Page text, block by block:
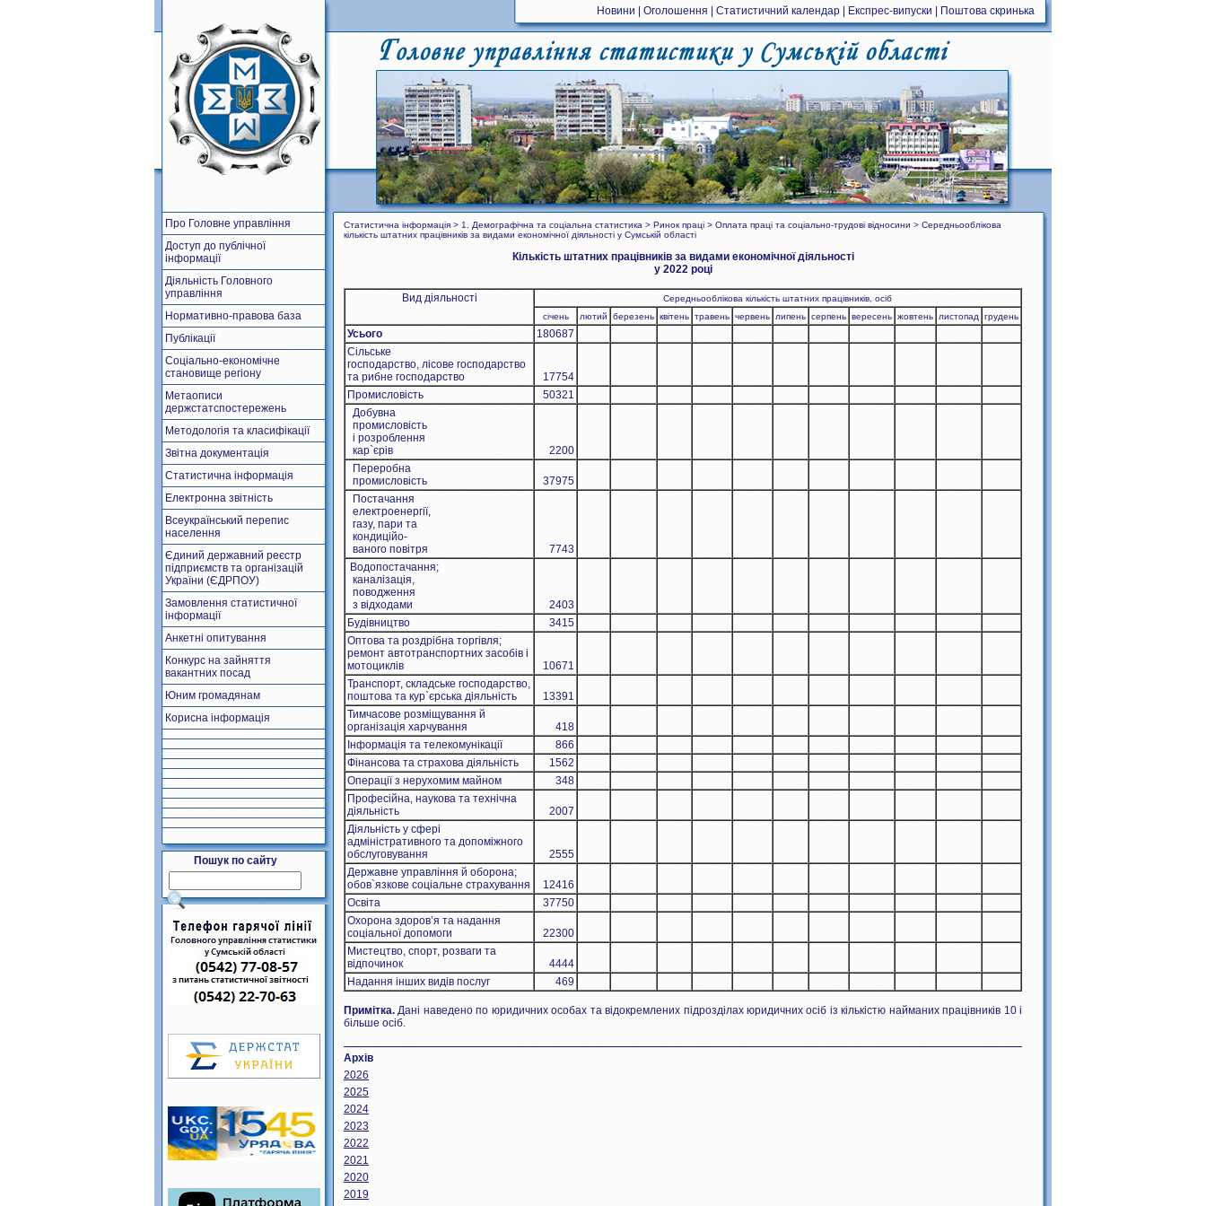
Новини Оголошення Статистичний календар Експрес-випуски Поштова скринька
Про Головне управління
Доступ до публічної
інформації
Діяльність Головного
управління
Нормативно-правова база
Публікації
Соціально-економічне
становище регіону
Метаописи
держстатспостережень
Методологія та класифікації
Звітна документація
Статистична інформація
Електронна звітність
Всеукраїнський перепис
населення
Єдиний державний реєстр
підприємств та організацій
України (ЄДРПОУ)
Замовлення статистичної
інформації
Анкетні опитування
Конкурс на зайняття
вакантних посад
Юним громадянам
Корисна інформація
Пошук по сайту
Статистична інформація > 1. Демографічна та соціальна статистика > Ринок праці > Оплата праці та соціально-трудові відносини > Середньооблікова
кількість штатних працівників за видами економічної діяльності у Сумській області
Кількість штатних працівників за видами економічної діяльності
у 20­22році
Вид діяльності
Середньооблікова кількість штатних працівників, осіб
січень
лютий березень квітень травень червень липень серпень вересень жовтень листопад грудень
Усього
180687
Сільське
господарство, лісове господарство
та рибне господарство
17754
Промисловість
50321
Добувна
промисловість
і розроблення
кар`єрів
2200
Переробна
промисловість
37975
Постачання
електроенергії,
газу, пари та
кондиційо-
ваного повітря
7743
Водопостачання;
каналізація,
поводження
з відходами
2403
Будівництво
3415
Оптова та роздрібна торгівля;
ремонт автотранспортних засобів і
мотоциклів
10671
Транспорт, складське господарство,
поштова та кур`єрська діяльність
13391
Тимчасове розміщування й
організація харчування
418
Інформація та телекомунікації
866
Фінансова та страхова діяльність
1562
Операції з нерухомим майном
348
Професійна, наукова та технічна
діяльність
2007
Діяльність у сфері
адміністративного та допоміжного
обслуговування
2555
Державне управління й оборона;
обов`язкове соціальне страхування
12416
Освіта
37750
Охорона здоров’я та надання
соціальної допомоги
22300
Мистецтво, спорт, розваги та
відпочинок
4444
Надання інших видів послуг
469
Примітка. Дані наведено по юридичних особах та відокремлених підрозділах юридичних осіб із кількістю найманих працівників 10 і
більше осіб.
Архів
2026
2025
2024
2023
2022
2021
2020
2019